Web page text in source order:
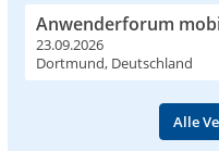
Anwenderforum
23.09.2026
Dortmund, Deutschland
Alle